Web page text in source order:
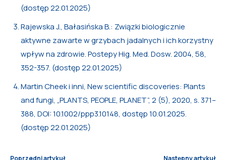
(dostęp 22.01.2025)
Rajewska J., Bałasińska B.: Związki biologicznie
aktywne zawarte w grzybach jadalnych i ich korzystny
wpływ na zdrowie. Postepy Hig. Med. Dosw. 2004, 58,
352-357. (dostęp 22.01.2025)
Martin Cheek i inni, New scientific discoveries: Plants
and fungi, „PLANTS, PEOPLE, PLANET”, 2 (5), 2020, s. 371–
388, DOI: 10.1002/ppp3.10148, dostęp 10.01.2025.
(dostęp 22.01.2025)
Poprzedni artykuł Następny artykuł